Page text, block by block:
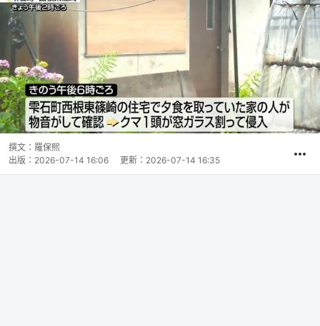
撰文： 羅保熙
出版： 2026-07-14 16:06 更新： 2026-07-14 16:35